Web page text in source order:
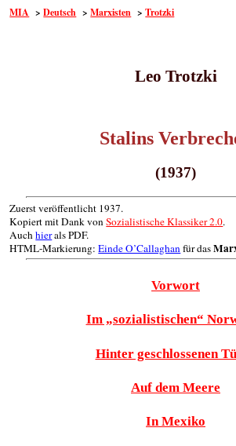
MIA >Deutsch >Marxisten >Trotzki
Leo Trotzki
Stalins
(1937)
Zuerst veröffentlicht 1937.
Kopiert mit Dank vonSozialistische Klassiker 2.0.
Auchhierals PDF.
HTML-Markierung:Einde O’Callaghan für das
Vorwort
Im „sozialistischen“
Hinter geschlossenen
Auf dem Meere
In Mexiko